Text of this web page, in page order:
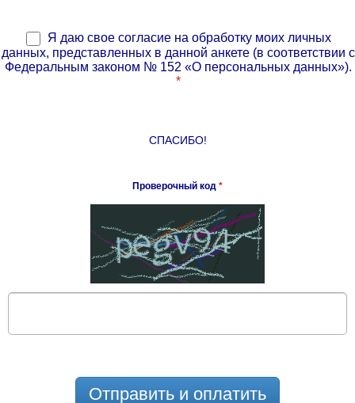
Я даю свое согласие на обработку моих личных
данных, представленных в данной анкете (в соответствии с
Федеральным законом № 152 «О персональных данных»).
*
СПАСИБО!
Проверочный код *
Отправить и оплатить